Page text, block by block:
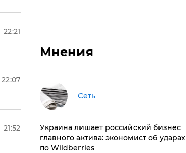
22:21
22:07
21:52
Мнения
Сеть
​Украина лишает российский бизнес
главного актива: экономист об ударах
по Wildberries